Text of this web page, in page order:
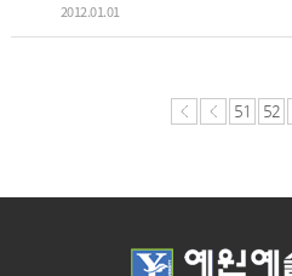
2012.01.01
51 52